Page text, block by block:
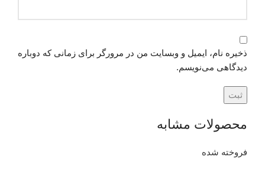
ذخیره نام، ایمیل و وبسایت من در مرورگر برای زمانی که دوباره
دیدگاهی می‌نویسم.
محصولات مشابه
فروخته شده